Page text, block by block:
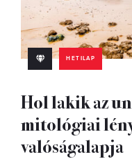
HETILAP
Hol lakik az
mitológiai
valóságalapja